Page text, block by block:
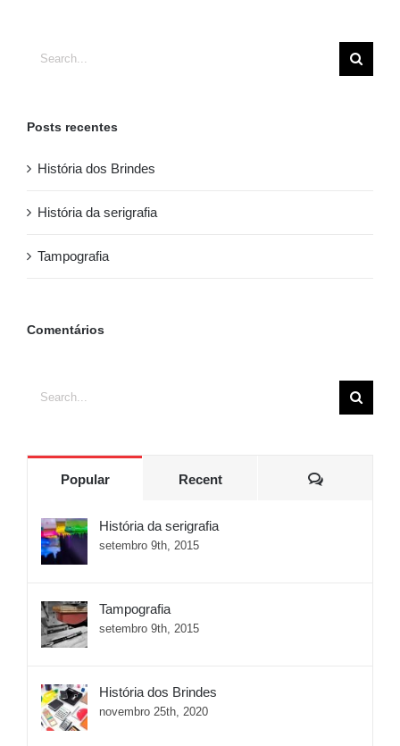
Search
Posts recentes
História dos Brindes
História da serigrafia
Tampografia
Comentários
Search
Popular Recent Comments
História da serigrafia
setembro 9th, 2015
Tampografia
setembro 9th, 2015
História dos Brindes
novembro 25th, 2020